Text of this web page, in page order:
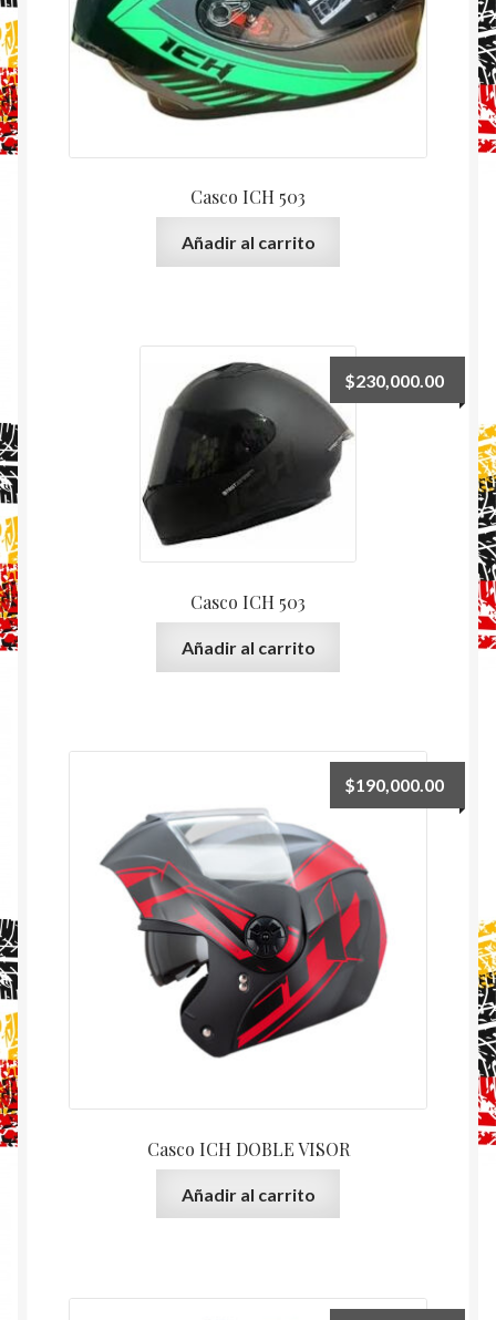
Casco ICH 503
Añadir al carrito
Casco ICH 503
$230,000.00
Añadir al carrito
Casco ICH DOBLE VISOR
$190,000.00
Añadir al carrito